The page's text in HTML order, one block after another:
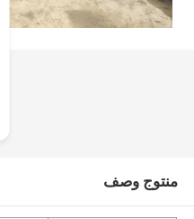
منتوج وصف